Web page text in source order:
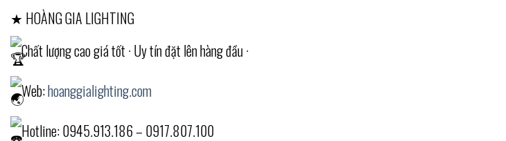
★ HOÀNG GIA LIGHTING
Chất lượng cao giá tốt · Uy tín đặt lên hàng đầu ·
Web:hoanggialighting.com
Hotline: 0945.913.186 – 0917.807.100